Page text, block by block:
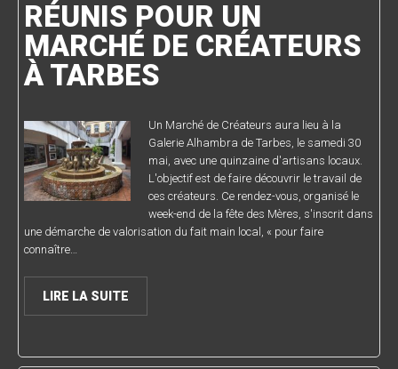
RÉUNIS POUR UN
MARCHÉ DE CRÉATEURS
À TARBES
Un Marché de Créateurs aura lieu à la
Galerie Alhambra de Tarbes, le samedi 30
mai, avec une quinzaine d'artisans locaux.
L'objectif est de faire découvrir le travail de
ces créateurs. Ce rendez-vous, organisé le
week-end de la fête des Mères, s'inscrit dans
une démarche de valorisation du fait main local, « pour faire
connaître…
LIRE LA SUITE